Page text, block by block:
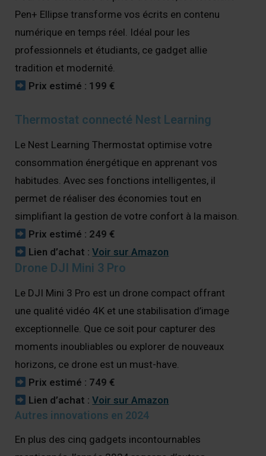
Pen+ Ellipse transforme vos écrits en contenu
numérique en temps réel. Idéal pour les
professionnels et étudiants, ce gadget allie
tradition et modernité.
Prix estimé : 199 €
Thermostat connecté Nest Learning
Le Nest Learning Thermostat optimise votre
consommation énergétique en apprenant vos
habitudes. Avec ses fonctions intelligentes, il
permet de réaliser des économies tout en
simplifiant la gestion de votre confort à la maison.
Prix estimé : 249 €
Lien d’achat :Voir sur Amazon
Drone DJI Mini 3 Pro
Le DJI Mini 3 Pro est un drone compact offrant
une qualité vidéo 4K et une stabilisation d’image
exceptionnelle. Que ce soit pour capturer des
moments inoubliables ou explorer de nouveaux
horizons, ce drone est un must-have.
Prix estimé : 749 €
Lien d’achat :Voir sur Amazon
Autres innovations en 2024
En plus des cinq gadgets incontournables